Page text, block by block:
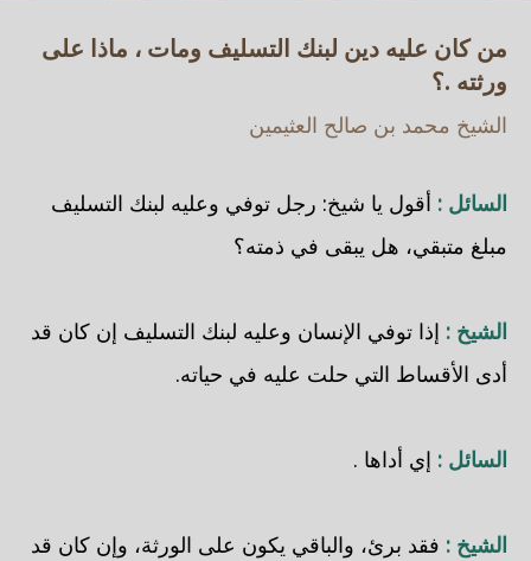
من كان عليه دين لبنك التسليف ومات ، ماذا على
ورثته .؟
الشيخ محمد بن صالح العثيمين
السائل : أقول يا شيخ: رجل توفي وعليه لبنك التسليف
مبلغ متبقي، هل يبقى في ذمته؟
الشيخ : إذا توفي الإنسان وعليه لبنك التسليف إن كان قد
أدى الأقساط التي حلت عليه في حياته.
السائل : إي أداها .
الشيخ : فقد برئ، والباقي يكون على الورثة، وإن كان قد